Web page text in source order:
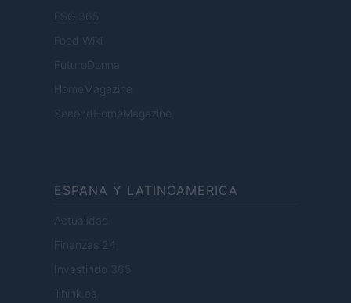
ESG 365
Food Wiki
FuturoDonna
HomeMagazine
SecondHomeMagazine
ESPANA Y LATINOAMERICA
Actualidad
Finanzas 24
Investindo 365
Think.es